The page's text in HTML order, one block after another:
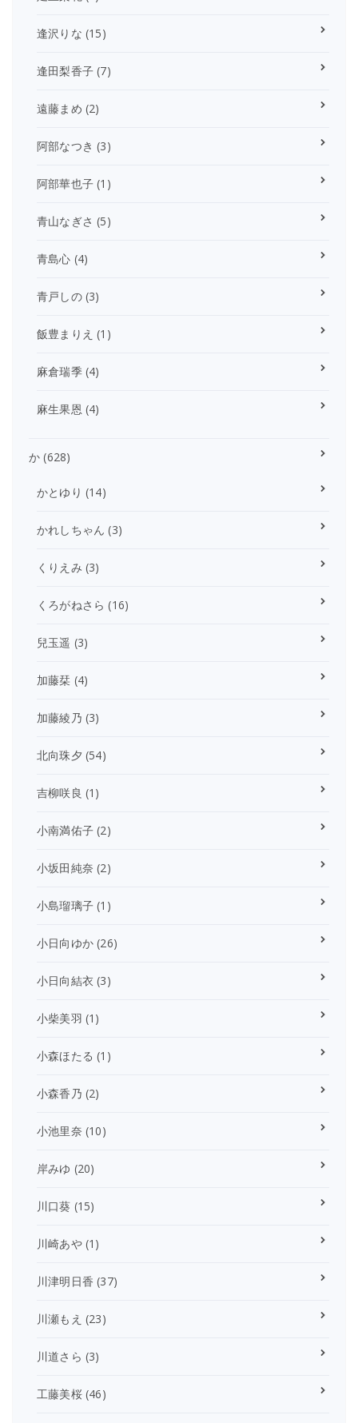
逢沢りな (15)
逢田梨香子 (7)
遠藤まめ (2)
阿部なつき (3)
阿部華也子 (1)
青山なぎさ (5)
青島心 (4)
青戸しの(3)
飯豊まりえ (1)
麻倉瑞季(4)
麻生果恩 (4)
か (628)
かとゆり (14)
かれしちゃん (3)
くりえみ (3)
くろがねさら (16)
兒玉遥 (3)
加藤栞 (4)
加藤綾乃 (3)
北向珠夕 (54)
吉柳咲良 (1)
小南満佑子 (2)
小坂田純奈 (2)
小島瑠璃子 (1)
小日向ゆか (26)
小日向結衣 (3)
小柴美羽 (1)
小森ほたる (1)
小森香乃 (2)
小池里奈 (10)
岸みゆ (20)
川口葵 (15)
川崎あや(1)
川津明日香 (37)
川瀬もえ (23)
川道さら (3)
工藤美桜(46)